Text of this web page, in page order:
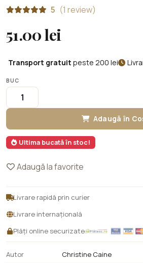
5 (1 review)
51.00 lei
Transport gratuit peste 200 lei
BUC
Adaugă în
Ultima bucată în stoc!
Adaugă la favorite
Livrare rapidă prin curier
Livrare internațională
Plăți online securizate
Autor
Christine Caine